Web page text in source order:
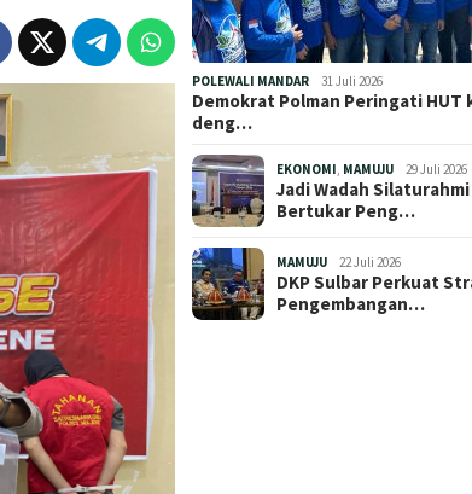
POLEWALI MANDAR 31 Juli 2026
Demokrat Polman Peringati HUT
deng…
EKONOMI MAMUJU 29 Juli 2026
Jadi Wadah
Bertukar Peng…
MAMUJU 22 Juli 2026
DKP Sulbar Perkuat
Pengembangan…